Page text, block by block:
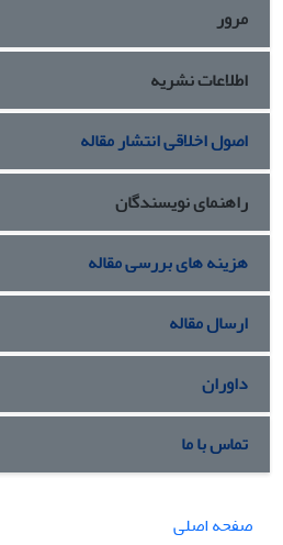
مرور
اطلاعات نشریه
اصول اخلاقی انتشار مقاله
راهنمای نویسندگان
هزینه های بررسی مقاله
ارسال مقاله
داوران
تماس با ما
صفحه اصلی